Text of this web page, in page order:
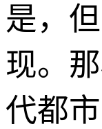
是，
现。
代都